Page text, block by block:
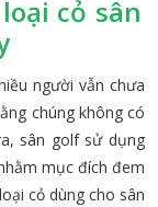
cỏ sân
người vẫn chưa
chúng không có
sân golf sử dụng
mục đích đem
cỏ dùng cho sân